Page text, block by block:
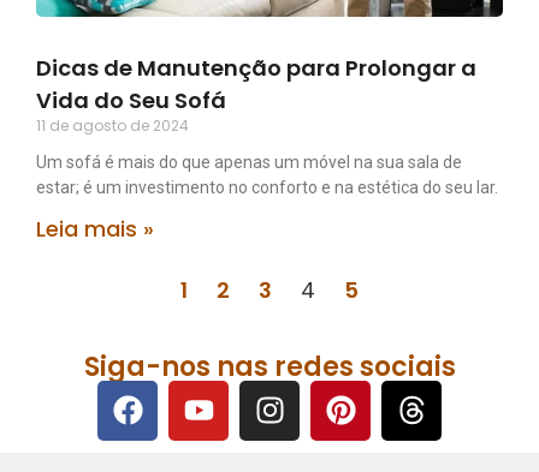
Dicas de Manutenção para Prolongar a
Vida do Seu Sofá
11 de agosto de 2024
Um sofá é mais do que apenas um móvel na sua sala de
estar; é um investimento no conforto e na estética do seu lar.
Leia mais »
1 2 3 4 5
Siga-nos nas redes sociais